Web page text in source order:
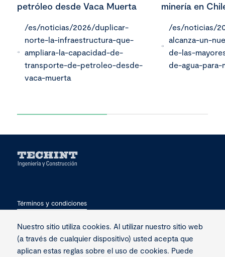
petróleo desde Vaca Muerta
/es/noticias/2026/duplicar-
norte-la-infraestructura-que-
ampliara-la-capacidad-de-
transporte-de-petroleo-desde-
vaca-muerta
minería en
/es/noticias/
alcanza-un-
de-las-
de-agua-
Términos y condiciones
Privacidad
Contacto
Nuestro sitio utiliza cookies. Al utilizar nuestro sitio web
(a través de cualquier dispositivo) usted acepta que
aplican estas reglas sobre el uso de cookies. Puede